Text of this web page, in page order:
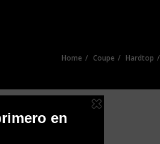
Home Coupe Hardtop